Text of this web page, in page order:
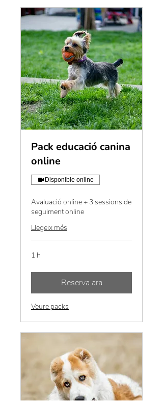
Pack educació canina
online
Disponible online
Avaluació online + 3 sessions de
seguiment online
Llegeix més
1 h
Reserva ara
Veure packs